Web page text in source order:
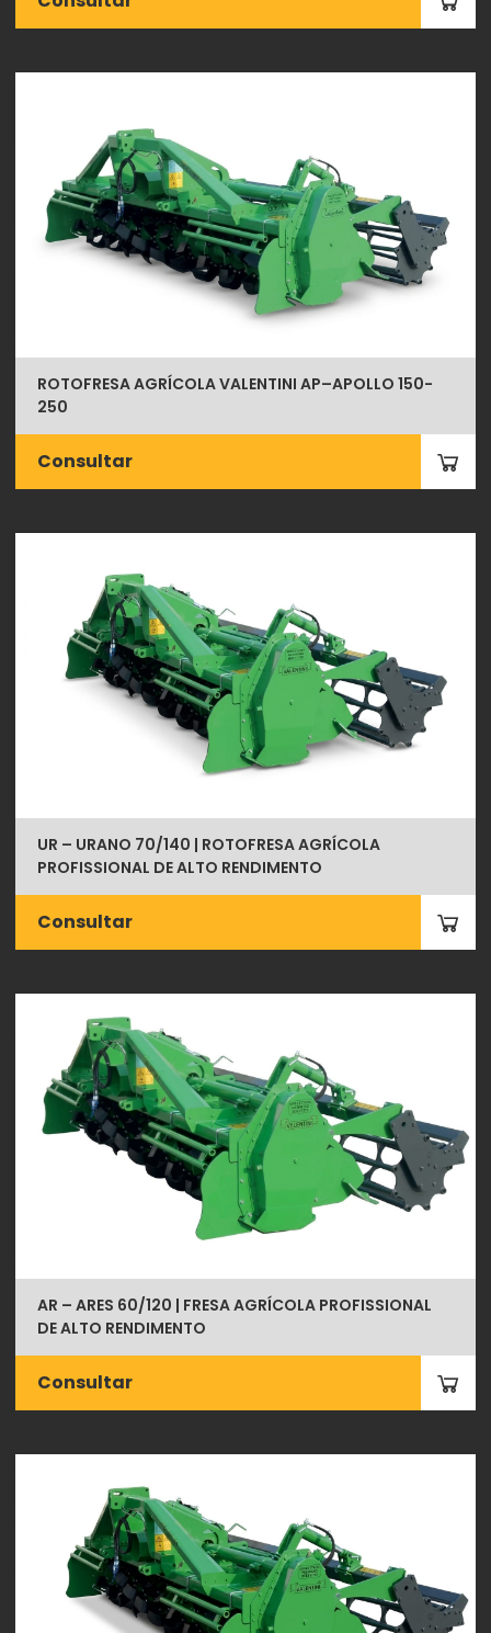
ROTOFRESA AGRÍCOLA VALENTINI AP–APOLLO 150-
250
Consultar
UR – URANO 70/140 | ROTOFRESA AGRÍCOLA
PROFISSIONAL DE ALTO RENDIMENTO
Consultar
AR – ARES 60/120 | FRESA AGRÍCOLA PROFISSIONAL
DE ALTO RENDIMENTO
Consultar